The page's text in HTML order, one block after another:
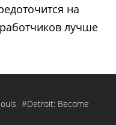
на
лучше
#Detroit: Become